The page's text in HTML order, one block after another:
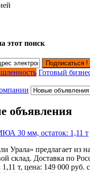
этот поиск
Подписаться !
Готовый
объявления
30 мм, остаток: 1,11 т
предлагает из
склад. Доставка по
1,11 т, цена: 149 000